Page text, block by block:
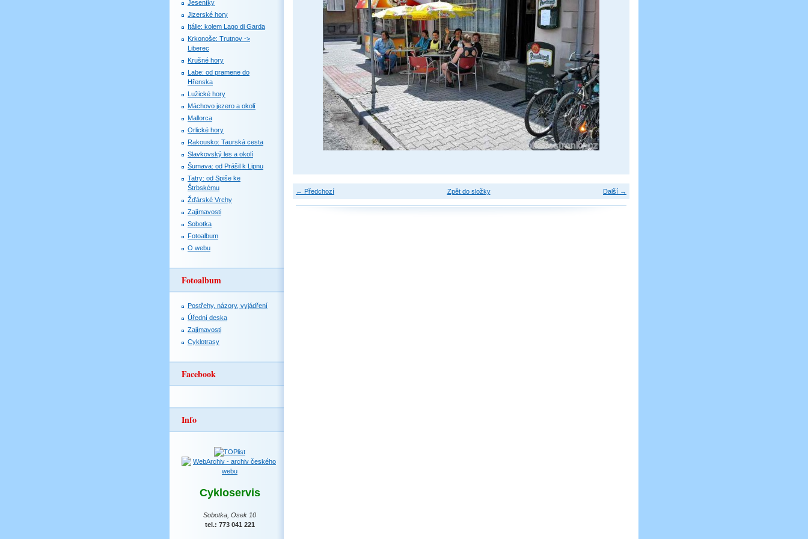
← Předchozí Další →
Zpět do složky
Jeseníky
Jizerské hory
Itálie: kolem Lago di Garda
Krkonoše: Trutnov ->
Liberec
Krušné hory
Labe: od pramene do
Hřenska
Lužické hory
Máchovo jezero a okolí
Mallorca
Orlické hory
Rakousko: Taurská cesta
Slavkovský les a okolí
Šumava: od Prášil k Lipnu
Tatry: od Spiše ke
Štrbskému
Žďárské Vrchy
Zajímavosti
Sobotka
Fotoalbum
O webu
Fotoalbum
Postřehy, názory, vyjádření
Úřední deska
Zajímavosti
Cyklotrasy
Facebook
Info
Cykloservis
Sobotka, Osek 10
tel.: 773 041 221